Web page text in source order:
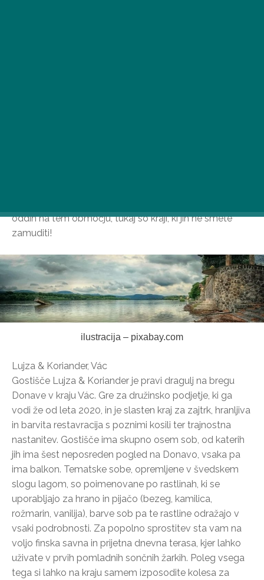
oddih na tem območju, tukaj so kraji, ki jih ne smete
zamuditi!
ilustracija – pixabay.com
Lujza & Koriander, Vác
Gostišče Lujza & Koriander je pravi dragulj na bregu
Donave v kraju Vác. Gre za družinsko podjetje, ki ga
vodi že od leta 2020, in je slasten kraj za zajtrk, hranljiva
in barvita restavracija s poznimi kosili ter trajnostna
nastanitev. Gostišče ima skupno osem sob, od katerih
jih ima šest neposreden pogled na Donavo, vsaka pa
ima balkon. Tematske sobe, opremljene v švedskem
slogu lagom, so poimenovane po rastlinah, ki se
uporabljajo za hrano in pijačo (bezeg, kamilica,
rožmarin, vanilija), barve sob pa te rastline odražajo v
vsaki podrobnosti. Za popolno sprostitev sta vam na
voljo finska savna in prijetna dnevna terasa, kjer lahko
uživate v prvih pomladnih sončnih žarkih. Poleg vsega
tega si lahko na kraju samem izposodite kolesa za